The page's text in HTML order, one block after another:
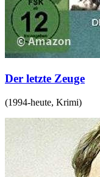
Der letzte Zeuge
(1994-heute, Krimi)